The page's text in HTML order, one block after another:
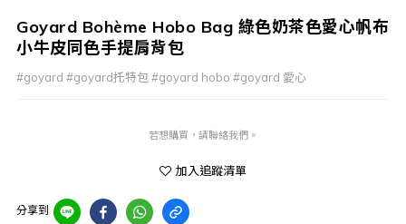
Goyard Bohème Hobo Bag 綠色奶茶色愛心帆布
小牛皮同色手提肩背包
#goyard #goyard托特包 #goyard hobo #goyard 愛心
若想購買，請聯絡我們。
加入追蹤清單
分享到